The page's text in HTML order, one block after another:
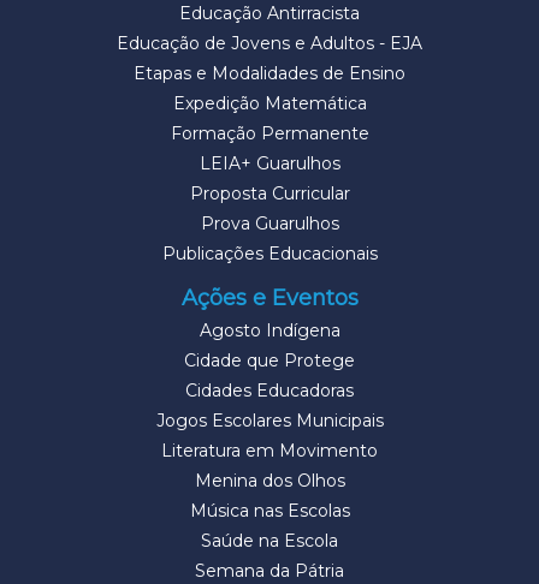
Educação Antirracista
Educação de Jovens e Adultos - EJA
Etapas e Modalidades de Ensino
Expedição Matemática
Formação Permanente
LEIA+ Guarulhos
Proposta Curricular
Prova Guarulhos
Publicações Educacionais
Ações e Eventos
Agosto Indígena
Cidade que Protege
Cidades Educadoras
Jogos Escolares Municipais
Literatura em Movimento
Menina dos Olhos
Música nas Escolas
Saúde na Escola
Semana da Pátria